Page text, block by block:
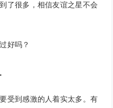
了很多，相信友谊之星不会
好吗？
到感激的人着实太多。有